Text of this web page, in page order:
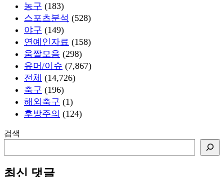
농구 (183)
스포츠분석 (528)
야구 (149)
연예인자료 (158)
움짤모음 (298)
유머/이슈 (7,867)
전체 (14,726)
축구 (196)
해외축구 (1)
후방주의 (124)
검색
최신 댓글